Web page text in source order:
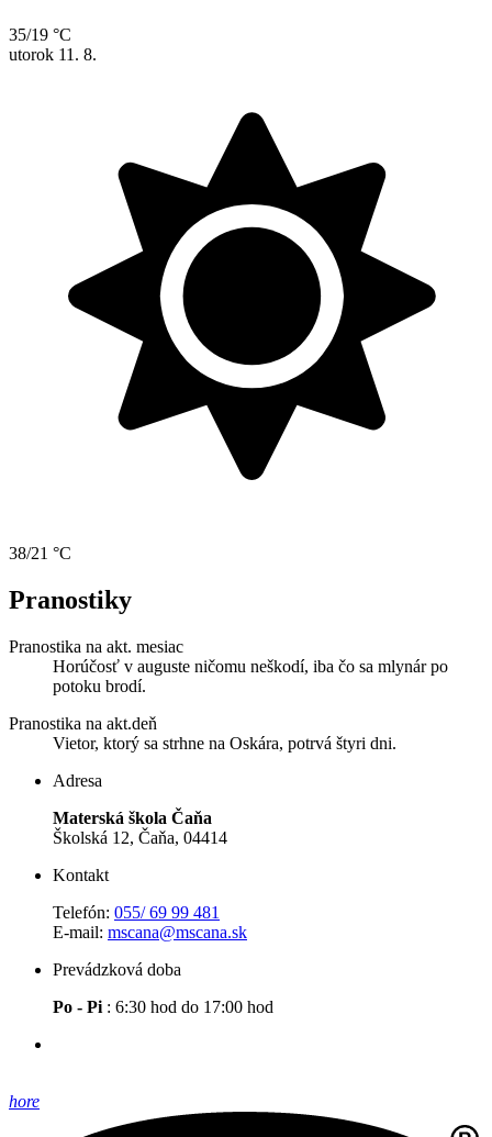
35/19 °C
utorok 11. 8.
38/21 °C
Pranostiky
Pranostika na akt. mesiac
Horúčosť v auguste ničomu neškodí, iba čo sa mlynár po
potoku brodí.
Pranostika na akt.deň
Vietor, ktorý sa strhne na Oskára, potrvá štyri dni.
Adresa
Materská škola Čaňa
Školská 12, Čaňa, 04414
Kontakt
Telefón: 055/ 69 99 481
E-mail: mscana@mscana.sk
Prevádzková doba
Po - Pi : 6:30 hod do 17:00 hod
hore